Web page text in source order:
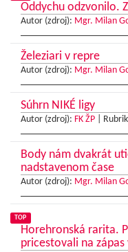
Oddychu odzvonilo.
Autor (zdroj): Mgr. Milan
Železiari v repre
Autor (zdroj): Mgr. Milan
Súhrn NIKÉ ligy
Autor (zdroj): FK ŽP
Body nám dvakrát
nadstavenom čase
Autor (zdroj): Mgr. Milan
TOP
Horehronská rarita.
pricestovali na zápas